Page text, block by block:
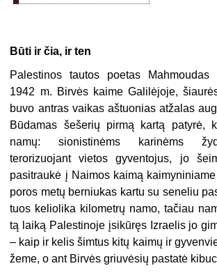
Būti ir čia, ir ten
Palestinos tautos poetas Mahmoudas
1942 m. Birvės kaime Galilėjoje,
buvo antras vaikas aštuonias atžalas
Būdamas šešerių pirmą kartą patyrė,
namų: sionistinėms karinėms
terorizuojant vietos gyventojus, jo
pasitraukė į Naimos kaimą
poros metų berniukas kartu su seneliu
tuos keliolika kilometrų namo, tačiau
tą laiką Palestinoje įsikūręs Izraelis jo
– kaip ir kelis šimtus kitų kaimų ir
žeme, o ant Birvės griuvėsių pastatė